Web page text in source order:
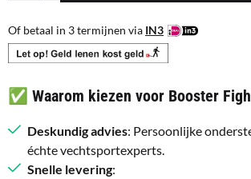
Of betaal in 3 termijnen via IN3
✅ Waarom kiezen voor Booster
Deskundig advies: Persoonlijke
échte vechtsportexperts.
Snelle levering: